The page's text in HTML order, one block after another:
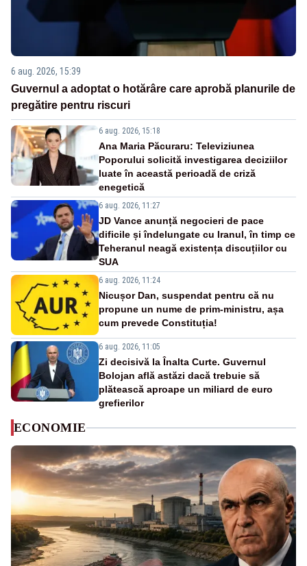
6 aug. 2026, 15:39
Guvernul a adoptat o hotărâre care aprobă planurile de
pregătire pentru riscuri
6 aug. 2026, 15:18
Ana Maria Păcuraru: Televiziunea
Poporului solicită investigarea deciziilor
luate în această perioadă de criză
enegetică
6 aug. 2026, 11:27
JD Vance anunță negocieri de pace
dificile și îndelungate cu Iranul, în timp ce
Teheranul neagă existența discuțiilor cu
SUA
6 aug. 2026, 11:24
Nicușor Dan, suspendat pentru că nu
propune un nume de prim-ministru, așa
cum prevede Constituția!
6 aug. 2026, 11:05
Zi decisivă la Înalta Curte. Guvernul
Bolojan află astăzi dacă trebuie să
plătească aproape un miliard de euro
grefierilor
ECONOMIE